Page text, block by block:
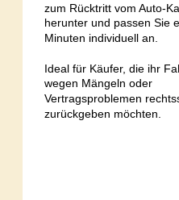
zum Rücktritt vom Auto-
herunter und passen Sie es
Minuten individuell an.
Ideal für Käufer, die ihr
wegen Mängeln oder
Vertragsproblemen
zurückgeben möchten.